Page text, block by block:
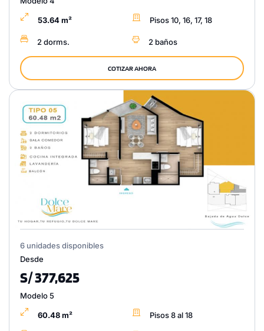
53.64 m² Pisos 10, 16, 17, 18
2 dorms. 2 baños
COTIZAR AHORA
6 unidades disponibles
Desde
S/ 377,625
Modelo 5
60.48 m² Pisos 8 al 18